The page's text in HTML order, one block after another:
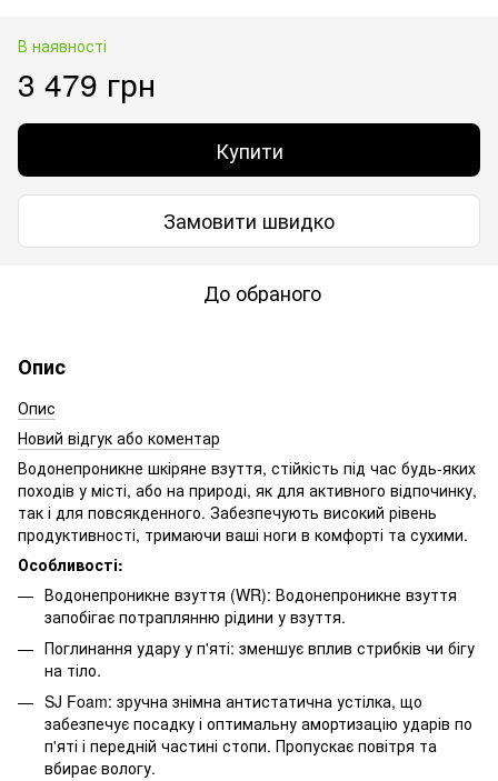
В наявності
3 479 грн
Купити
Замовити швидко
До обраного
Опис
Опис
Новий відгук або коментар
Водонепроникне шкіряне взуття, стійкість під час будь-яких
походів у місті, або на природі, як для активного відпочинку,
так і для повсякденного. Забезпечують високий рівень
продуктивності, тримаючи ваші ноги в комфорті та сухими.
Особливості:
Водонепроникне взуття (WR): Водонепроникне взуття
запобігає потраплянню рідини у взуття.
Поглинання удару у п'яті: зменшує вплив стрибків чи бігу
на тіло.
SJ Foam: зручна знімна антистатична устілка, що
забезпечує посадку і оптимальну амортизацію ударів по
п'яті і передній частині стопи. Пропускає повітря та
вбирає вологу.